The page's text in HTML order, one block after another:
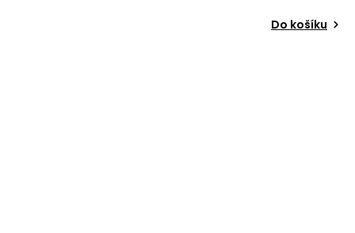
Do košíku